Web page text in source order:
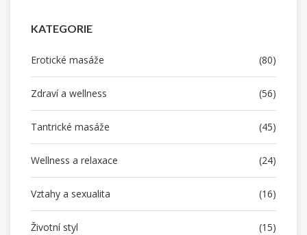
KATEGORIE
Erotické masáže (80)
Zdraví a wellness (56)
Tantrické masáže (45)
Wellness a relaxace (24)
Vztahy a sexualita (16)
Životní styl (15)